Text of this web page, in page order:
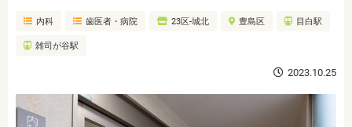
歯医者・病院
内科 歯医者・病院 23区-城北 豊島区 目白駅
雑司が谷駅
2023.10.25